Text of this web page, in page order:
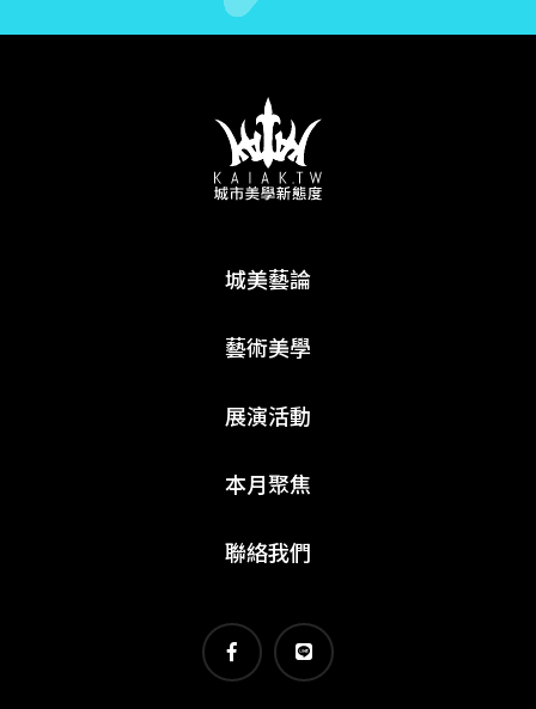
城美藝論
藝術美學
展演活動
本月聚焦
聯絡我們